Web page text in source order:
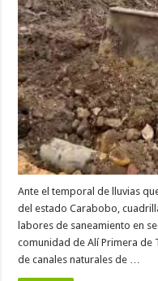
Ante el temporal de lluvias
del estado Carabobo,
labores de saneamiento en
comunidad de Alí Primera de
de canales naturales de …